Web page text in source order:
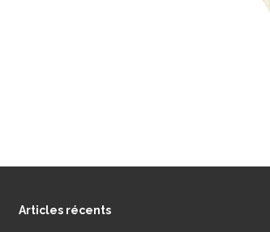
Articles récents